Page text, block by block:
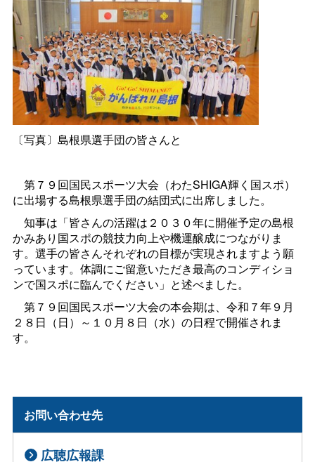
〔写真〕島根県選手団の皆さんと
第７９回国民スポーツ大会（わたSHIGA輝く国スポ）
に出場する島根県選手団の結団式に出席しました。
知事は「皆さんの活躍は２０３０年に開催予定の島根
かみあり国スポの競技力向上や機運醸成につながりま
す。選手の皆さんそれぞれの目標が実現されますよう願
っています。体調にご留意いただき最高のコンディショ
ンで国スポに臨んでください」と述べました。
第７９回国民スポーツ大会の本会期は、令和７年９月
２８日（日）～１０月８日（水）の日程で開催されま
す。
お問い合わせ先
広聴広報課